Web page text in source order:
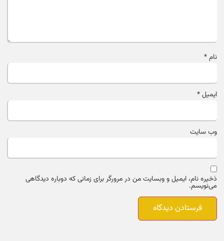
نام*
ایمیل*
وب‌ سایت
ذخیره نام، ایمیل و وبسایت من در مرورگر برای زمانی که دوباره دیدگاهی
می‌نویسم.